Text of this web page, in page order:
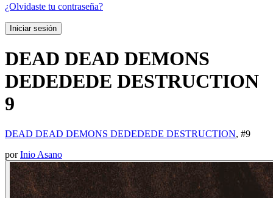
¿Olvidaste tu contraseña?
Iniciar sesión
DEAD DEAD DEMONS
DEDEDEDE DESTRUCTION
9
DEAD DEAD DEMONS DEDEDEDE DESTRUCTION, #9
porInio Asano